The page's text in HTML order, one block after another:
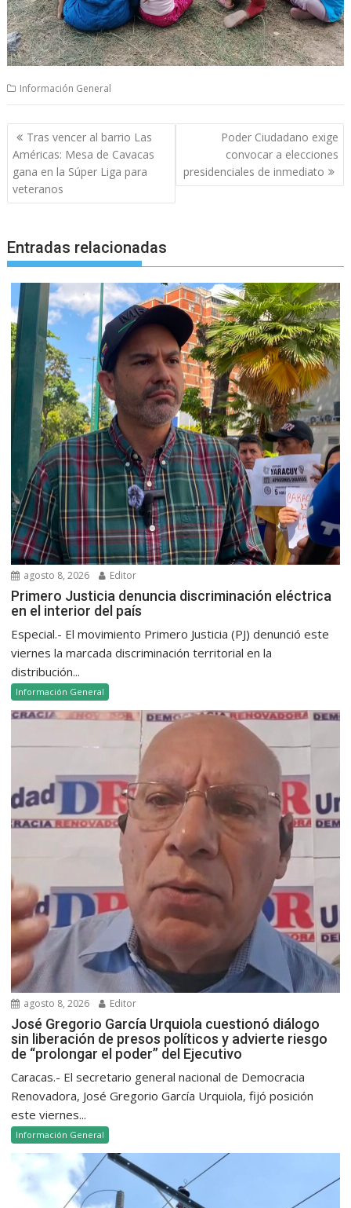
Información General
Navegación
de
entradas
Tras vencer al barrio Las
Américas: Mesa de Cavacas
gana en la Súper Liga para
veteranos
Poder Ciudadano exige
convocar a elecciones
presidenciales de inmediato
Entradas relacionadas
agosto 8, 2026 Editor
Primero Justicia denuncia discriminación eléctrica
en el interior del país
Especial.- El movimiento Primero Justicia (PJ) denunció este
viernes la marcada discriminación territorial en la
distribución...
Información General
agosto 8, 2026 Editor
José Gregorio García Urquiola cuestionó diálogo
sin liberación de presos políticos y advierte riesgo
de “prolongar el poder” del Ejecutivo
Caracas.- El secretario general nacional de Democracia
Renovadora, José Gregorio García Urquiola, fijó posición
este viernes...
Información General